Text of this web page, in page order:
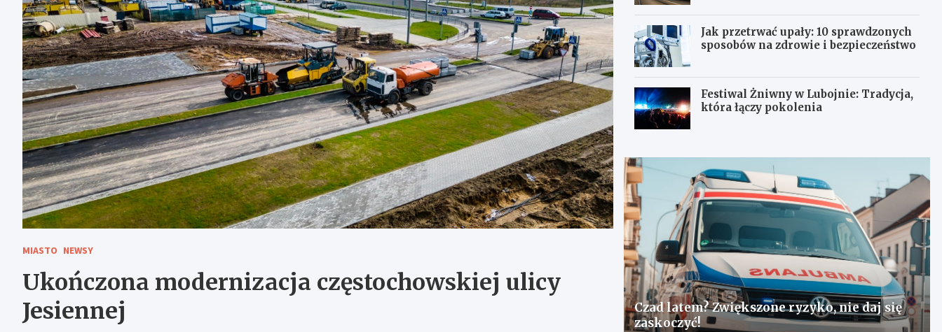
MIASTO NEWSY
Ukończona modernizacja częstochowskiej ulicy
Jesiennej
Jak przetrwać upały: 10 sprawdzonych
sposobów na zdrowie i bezpieczeństwo
Festiwal Żniwny w Lubojnie: Tradycja,
która łączy pokolenia
Czad latem? Zwiększone ryzyko, nie daj się
zaskoczyć!